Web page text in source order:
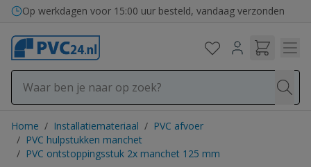
Ga naar de inhoud
Op werkdagen voor 15:00 uur besteld, vandaag verzonden
Home / Installatiemateriaal / PVC afvoer
/ PVC hulpstukken manchet
/ PVC ontstoppingsstuk 2x manchet 125 mm